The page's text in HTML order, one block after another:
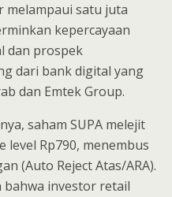
melampaui satu juta
kepercayaan
dan prospek
dari bank digital yang
dan Emtek Group.
saham SUPA melejit
level Rp790, menembus
(Auto Reject Atas/ARA).
investor retail